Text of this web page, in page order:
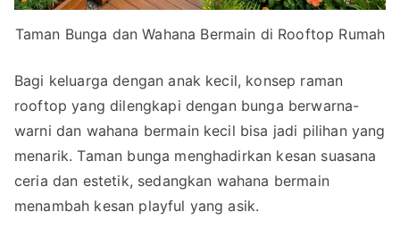
Taman Bunga dan Wahana Bermain di Rooftop Rumah
Bagi keluarga dengan anak kecil, konsep raman
rooftop yang dilengkapi dengan bunga berwarna-
warni dan wahana bermain kecil bisa jadi pilihan yang
menarik. Taman bunga menghadirkan kesan suasana
ceria dan estetik, sedangkan wahana bermain
menambah kesan playful yang asik.